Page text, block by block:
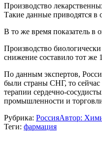
Производство
Такие данные приводятся в
В то же время показатель в
Производство
снижение составило тот же
По данным экспертов,
были страны СНГ, то
терапии сердечно-
промышленности и
Рубрика: РоссияАвтор:
Теги: фармация